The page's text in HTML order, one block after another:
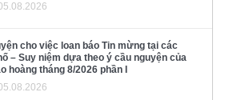
cho việc loan báo Tin mừng tại các
– Suy niệm dựa theo ý cầu nguyện của
hoàng tháng 8/2026 phần I